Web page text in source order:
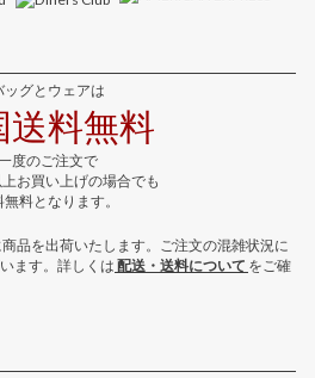
ッグとウェアは
送料無料
度のご注文で
お買い上げの場合でも
料となります。
品を出荷いたします。ご注文の混雑状況に
ます。詳しくは 配送・送料について をご確